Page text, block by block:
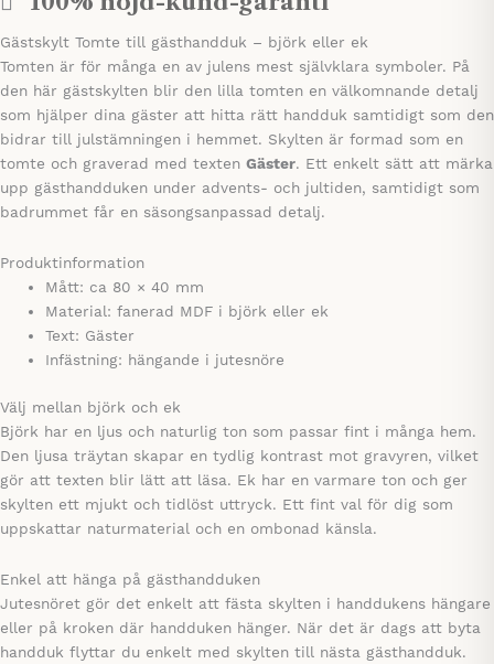
Gästskylt Tomte till gästhandduk – björk eller ek
Tomten är för många en av julens mest självklara symboler. På
den här gästskylten blir den lilla tomten en välkomnande detalj
som hjälper dina gäster att hitta rätt handduk samtidigt som den
bidrar till julstämningen i hemmet. Skylten är formad som en
tomte och graverad med texten Gäster. Ett enkelt sätt att märka
upp gästhandduken under advents- och jultiden, samtidigt som
badrummet får en säsongsanpassad detalj.
Produktinformation
Mått: ca 80 × 40 mm
Material: fanerad MDF i björk eller ek
Text: Gäster
Infästning: hängande i jutesnöre
Välj mellan björk och ek
Björk har en ljus och naturlig ton som passar fint i många hem.
Den ljusa träytan skapar en tydlig kontrast mot gravyren, vilket
gör att texten blir lätt att läsa. Ek har en varmare ton och ger
skylten ett mjukt och tidlöst uttryck. Ett fint val för dig som
uppskattar naturmaterial och en ombonad känsla.
Enkel att hänga på gästhandduken
Jutesnöret gör det enkelt att fästa skylten i handdukens hängare
eller på kroken där handduken hänger. När det är dags att byta
handduk flyttar du enkelt med skylten till nästa gästhandduk.